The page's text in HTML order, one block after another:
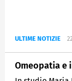
ULTIME NOTIZIE
Omeopatia e